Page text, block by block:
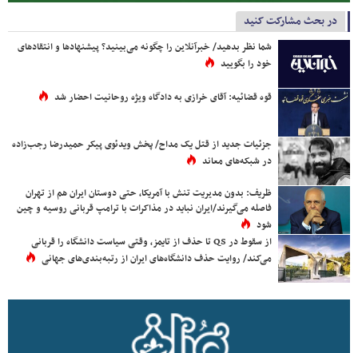
در بحث مشارکت کنید
شما نظر بدهید/ خبرآنلاین را چگونه می‌بینید؟ پیشنهادها و انتقادهای
خود را بگویید
قوه قضائیه: آقای خرازی به دادگاه ویژه روحانیت احضار شد
جزئیات جدید از قتل یک مداح/ پخش ویدئوی پیکر حمیدرضا رجب‌زاده
در شبکه‌های معاند
ظریف: بدون مدیریت تنش با آمریکا، حتی دوستان ایران هم از تهران
فاصله می‌گیرند/ایران نباید در مذاکرات با ترامپ قربانی روسیه و چین
شود
از سقوط در QS تا حذف از تایمز، وقتی سیاست دانشگاه را قربانی
می‌کند/ روایت حذف دانشگاه‌های ایران از رتبه‌بندی‌های جهانی